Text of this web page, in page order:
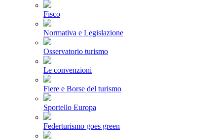
Fisco
Normativa e Legislazione
Osservatorio turismo
Le convenzioni
Fiere e Borse del turismo
Sportello Europa
Federturismo goes green